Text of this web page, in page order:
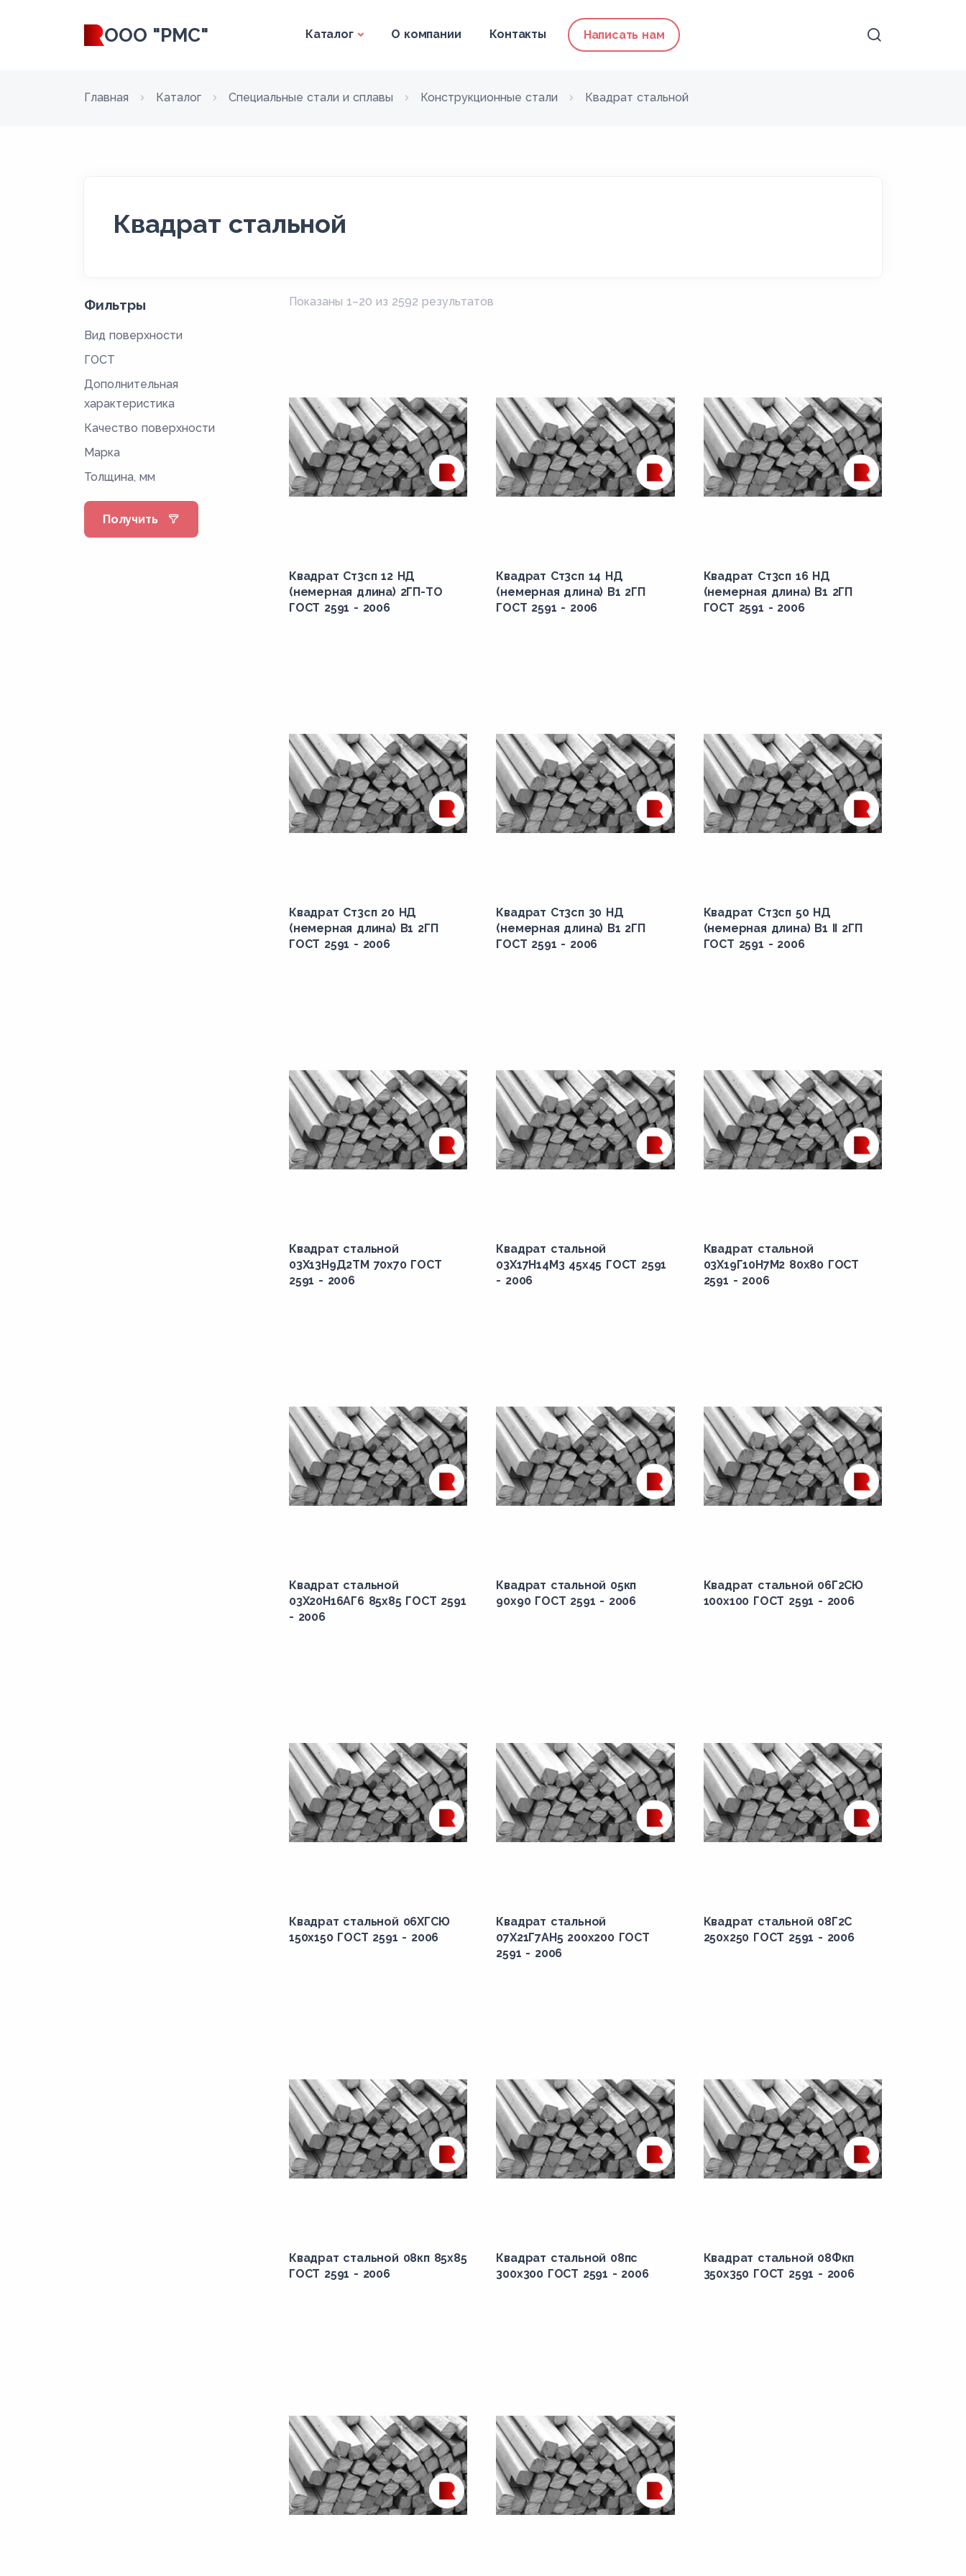
ООО "РМС" Каталог О компании Контакты Написать нам
Главная Каталог Специальные стали и сплавы Конструкционные стали Квадрат стальной
Квадрат стальной
Фильтры
Вид поверхности
ГОСТ
Дополнительная
характеристика
Качество поверхности
Марка
Толщина, мм
Получить
Показаны 1–20 из 2592 результатов
Квадрат Ст3сп 12 НД
(немерная длина) 2ГП-ТО
ГОСТ 2591 - 2006
Квадрат Ст3сп 14 НД
(немерная длина) В1 2ГП
ГОСТ 2591 - 2006
Квадрат Ст3сп 16 НД
(немерная длина) В1 2ГП
ГОСТ 2591 - 2006
Квадрат Ст3сп 20 НД
(немерная длина) В1 2ГП
ГОСТ 2591 - 2006
Квадрат Ст3сп 30 НД
(немерная длина) В1 2ГП
ГОСТ 2591 - 2006
Квадрат Ст3сп 50 НД
(немерная длина) В1 II 2ГП
ГОСТ 2591 - 2006
Квадрат стальной
03Х13Н9Д2ТМ 70x70 ГОСТ
2591 - 2006
Квадрат стальной
03Х17Н14М3 45x45 ГОСТ 2591
- 2006
Квадрат стальной
03Х19Г10Н7М2 80x80 ГОСТ
2591 - 2006
Квадрат стальной
03Х20Н16АГ6 85x85 ГОСТ 2591
- 2006
Квадрат стальной 05кп
90x90 ГОСТ 2591 - 2006
Квадрат стальной 06Г2СЮ
100x100 ГОСТ 2591 - 2006
Квадрат стальной 06ХГСЮ
150x150 ГОСТ 2591 - 2006
Квадрат стальной
07Х21Г7АН5 200x200 ГОСТ
2591 - 2006
Квадрат стальной 08Г2С
250x250 ГОСТ 2591 - 2006
Квадрат стальной 08кп 85x85
ГОСТ 2591 - 2006
Квадрат стальной 08пс
300x300 ГОСТ 2591 - 2006
Квадрат стальной 08Фкп
350x350 ГОСТ 2591 - 2006